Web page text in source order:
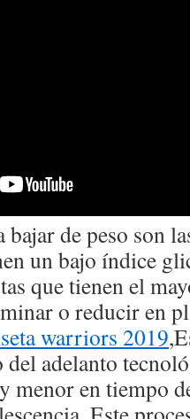
de peso son
un bajo índice
que tienen el
o reducir en
warriors 2019
del adelanto
menor en tiempo